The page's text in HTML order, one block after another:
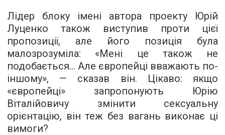
Лідер блоку імені автора проекту Юрій
Луценко також виступив проти цієї
пропозиції, але його позиція була
малозрозуміла: «Мені це також не
подобається... Але європейці вважають по-
іншому», — сказав він. Цікаво: якщо
«європейці» запропонують Юрію
Віталійовичу змінити сексуальну
орієнтацію, він теж без вагань виконає ці
вимоги?